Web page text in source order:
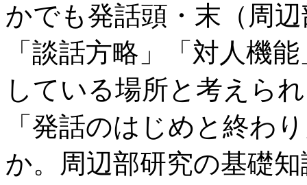
かでも発話頭・末（周
「談話方略」「対人機
している場所と考えら
「発話のはじめと終わ
か。周辺部研究の基礎